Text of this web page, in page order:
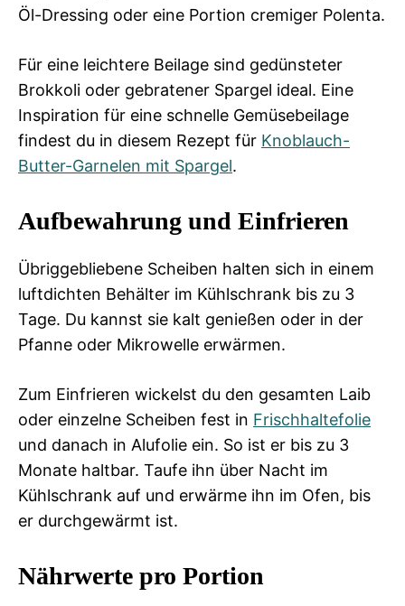
Öl-Dressing oder eine Portion cremiger Polenta.
Für eine leichtere Beilage sind gedünsteter
Brokkoli oder gebratener Spargel ideal. Eine
Inspiration für eine schnelle Gemüsebeilage
findest du in diesem Rezept für Knoblauch-
Butter-Garnelen mit Spargel.
Aufbewahrung und Einfrieren
Übriggebliebene Scheiben halten sich in einem
luftdichten Behälter im Kühlschrank bis zu 3
Tage. Du kannst sie kalt genießen oder in der
Pfanne oder Mikrowelle erwärmen.
Zum Einfrieren wickelst du den gesamten Laib
oder einzelne Scheiben fest in Frischhaltefolie
und danach in Alufolie ein. So ist er bis zu 3
Monate haltbar. Taufe ihn über Nacht im
Kühlschrank auf und erwärme ihn im Ofen, bis
er durchgewärmt ist.
Nährwerte pro Portion